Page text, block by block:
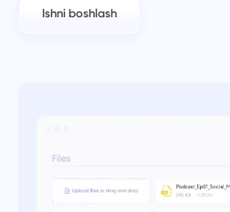
Ishni boshlash